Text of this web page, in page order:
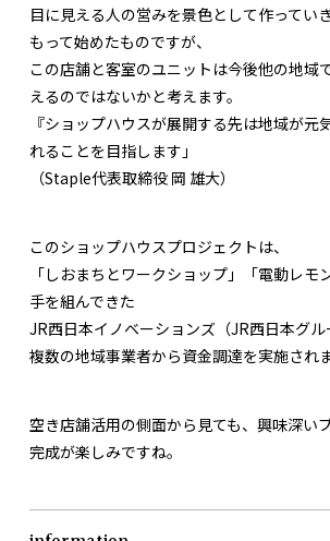
目に見える人の営みを景色として作ってい
もって始めたものですが、
この店舗と客室のユニットは今後他の地域
えるのではないかと考えます。
『ショップハウスが展開する先は地域が元
れることを目指します」
（Staple代表取締役 岡 雄大）
このショップハウスプロジェクトは、
「しおまちとワークショップ」「電動レモ
手を組んできた
JR西日本イノベーションズ（JR西日本グル
複数の地域事業者から資金調達を実施され
空き店舗活用の側面から見ても、興味深い
完成が楽しみですね。